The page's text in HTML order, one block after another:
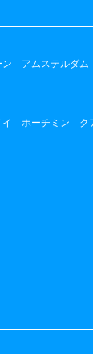
ン アムステルダム
ホーチミン ク